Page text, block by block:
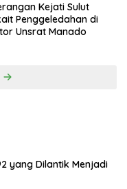
Kejati Sulut
Penggeledahan di
Unsrat Manado
yang Dilantik Menjadi